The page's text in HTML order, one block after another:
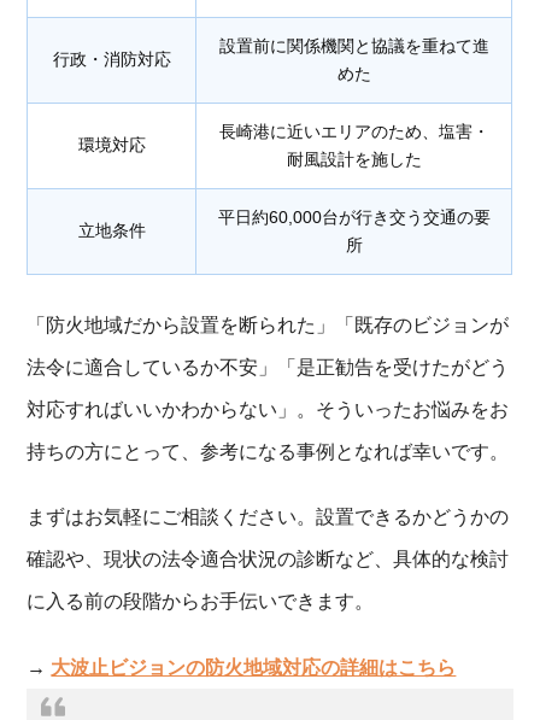
行政・消防対応
設置前に関係機関と協議を重ねて進
めた
環境対応
長崎港に近いエリアのため、塩害・
耐風設計を施した
立地条件
平日約60,000台が行き交う交通の要
所
「防火地域だから設置を断られた」「既存のビジョンが
法令に適合しているか不安」「是正勧告を受けたがどう
対応すればいいかわからない」。そういったお悩みをお
持ちの方にとって、参考になる事例となれば幸いです。
まずはお気軽にご相談ください。設置できるかどうかの
確認や、現状の法令適合状況の診断など、具体的な検討
に入る前の段階からお手伝いできます。
→ 大波止ビジョンの防火地域対応の詳細はこちら